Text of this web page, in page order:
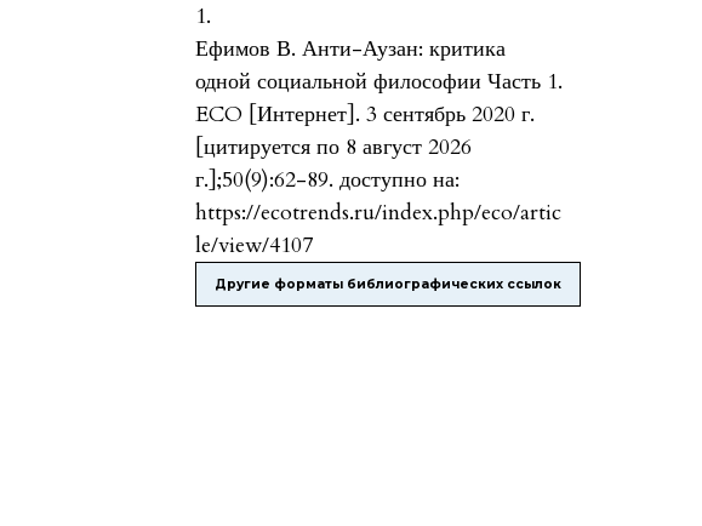
1.
Ефимов В. Анти-Аузан: критика
одной социальной философии Часть 1.
ECO [Интернет]. 3 сентябрь 2020 г.
[цитируется по 8 август 2026
г.];50(9):62-89. доступно на:
https://ecotrends.ru/index.php/eco/artic
le/view/4107
Другие форматы библиографических ссылок